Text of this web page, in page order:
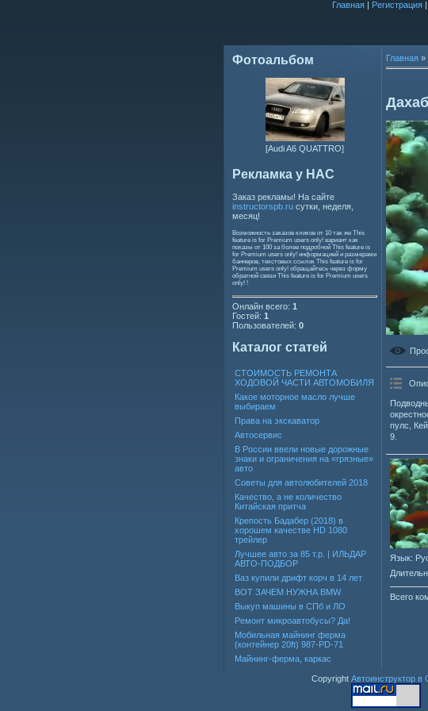
Главная| Регистрация|
Фотоальбом
[Audi A6 QUATTRO]
Рекламка у НАС
Заказ рекламы! На сайте
instructorspb.ru сутки, неделя,
месяц!
Возможность заказов кликов от 10 так же This
feature is for Premium users only! вариант как
показы от 100 за более подробной This feature is
for Premium users only! информацией и размерами
баннеров, текстовых ссылок This feature is for
Premium users only! обращайтесь через форму
обратной связи This feature is for Premium users
only! !
Онлайн всего: 1
Гостей: 1
Пользователей: 0
Каталог статей
СТОИМОСТЬ РЕМОНТА
ХОДОВОЙ ЧАСТИ АВТОМОБИЛЯ
Какое моторное масло лучше
выбираем
Права на экскаватор
Автосервис
В России ввели новые дорожные
знаки и ограничения на «грязные»
авто
Советы для автолюбителей 2018
Качество, а не количество
Китайская притча
Крепость Бадабер (2018) в
хорошем качестве HD 1080
трейлер
Лучшее авто за 85 т.р. | ИЛЬДАР
АВТО-ПОДБОР
Ваз купили дрифт корч в 14 лет
ВОТ ЗАЧЕМ НУЖНА BMW
Выкуп машины в СПб и ЛО
Ремонт микроавтобусы? Да!
Мобильная майнинг ферма
(контейнер 20ft) 987-PD-71
Майнинг-ферма, каркас
Главная »
пулс,
9.
Язык:
Всего
Copyright Автоинструктор